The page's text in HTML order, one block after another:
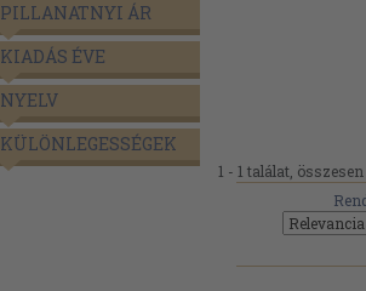
PILLANATNYI ÁR
KIADÁS ÉVE
NYELV
KÜLÖNLEGESSÉGEK
1 - 1 találat, összesen